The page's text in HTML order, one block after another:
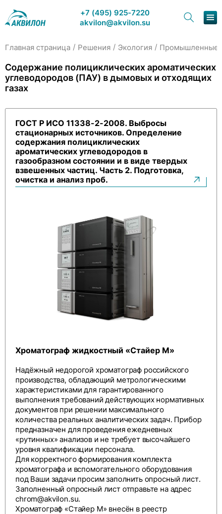
+7 (495) 925-7220
akvilon@akvilon.su
Хроматография
О компании
Главная страница / Решения / Экология / Промышленные
Содержание полициклических ароматических
углеводородов (ПАУ) в дымовых и отходящих
газах
ГОСТ Р ИСО 11338-2-2008. Выбросы
стационарных источников. Определение
содержания полициклических
ароматических углеводородов в
газообразном состоянии и в виде твердых
взвешенных частиц. Часть 2. Подготовка,
очистка и анализ проб.
Хроматограф жидкостный «Стайер М»
Надёжный недорогой хроматограф российского
производства, обладающий метрологическими
характеристиками для гарантированного
выполнения требований действующих нормативных
документов при решении максимального
количества реальных аналитических задач. Прибор
предназначен для проведения ежедневных
«рутинных» анализов и не требует высочайшего
уровня квалификации персонала.
Для корректного формирования комплекта
хроматографа и вспомогательного оборудования
под Ваши задачи просим заполнить опросный лист.
Заполненный опросный лист отправьте на адрес
chrom@akvilon.su.
Хроматограф «Стайер М» внесён в реестр